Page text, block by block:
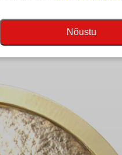
Nõustu